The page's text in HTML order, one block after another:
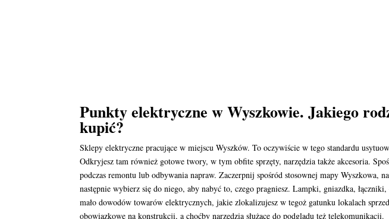
Punkty elektryczne w Wyszkowie. Jakiego
kupić?
Sklepy elektryczne pracujące w miejscu Wyszków. To oczywiście w tego standardu
Odkryjesz tam również gotowe twory, w tym obfite sprzęty, narzędzia także akcesoria.
podczas remontu lub odbywania napraw. Zaczerpnij spośród stosownej mapy
następnie wybierz się do niego, aby nabyć to, czego pragniesz. Lampki, gniazdka,
mało dowodów towarów elektrycznych, jakie zlokalizujesz w tegoż gatunku lokalach
obowiązkowe na konstrukcji, a choćby narzędzia służące do podglądu też telekomunikacji.